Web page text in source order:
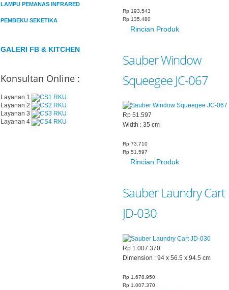
LAMPU PEMANAS INFRARED
PEMBEKU SEKETIKA
GALERI FB & KITCHEN
Konsultan Online :
Layanan 1
Layanan 2
Layanan 3
Layanan 4
Rp 193.543
Rp 135.480
Rincian Produk
Sauber Window
Squeegee JC-067
Rp 51.597
Width : 35 cm
Rp 73.710
Rp 51.597
Rincian Produk
Sauber Laundry Cart
JD-030
Rp 1.007.370
Dimension : 94 x 56.5 x 94.5 cm
Rp 1.678.950
Rp 1.007.370